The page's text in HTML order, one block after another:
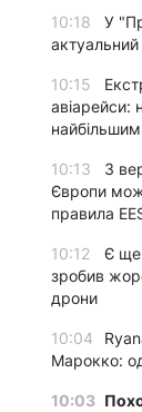
10:18
У
10:15
авіарейси:
10:13
З
Європи
правила
10:12
Є ще
зробив
дрони
10:04
Марокко:
10:03